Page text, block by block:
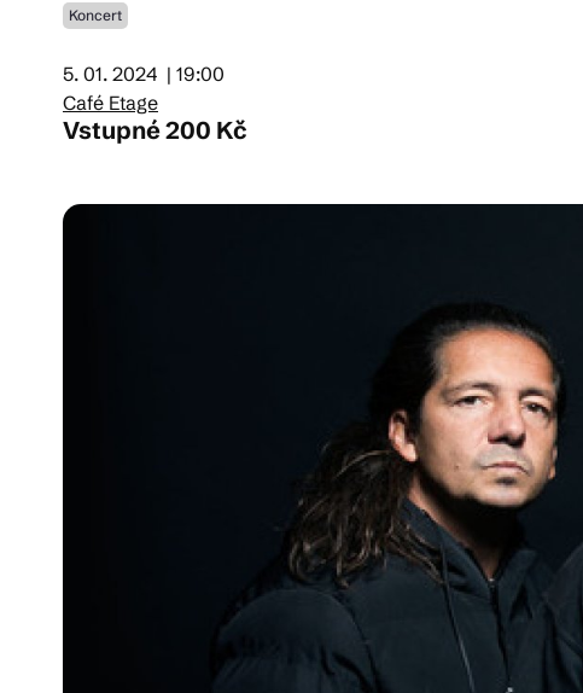
Kam
Koncert
5. 01. 2024 | 19:00
Café Etage
Vstupné 200 Kč